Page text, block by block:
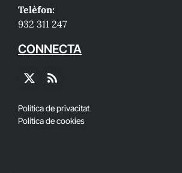
Telèfon:
932 311 247
CONNECTA
X
RSS
Política de privacitat
Política de cookies